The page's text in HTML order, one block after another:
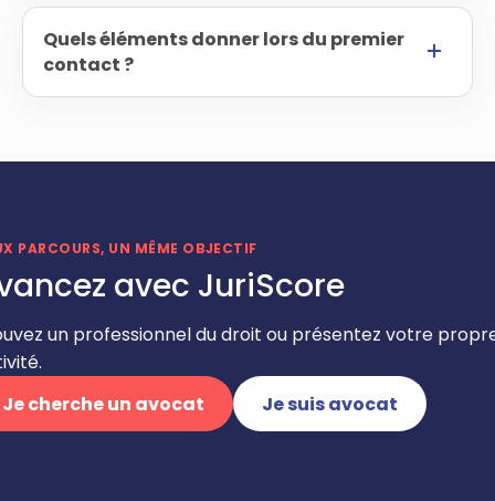
Quels éléments donner lors du premier
contact ?
PARCOURS, UN MÊME OBJECTIF
avec JuriScore
un professionnel du droit ou présentez votre
Je cherche un avocat
Je suis avocat